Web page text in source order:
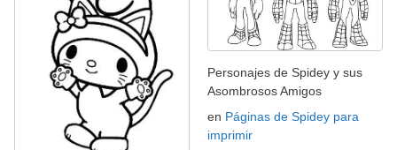
Personajes de Spidey y sus
Asombrosos Amigos
en Páginas de Spidey para
imprimir